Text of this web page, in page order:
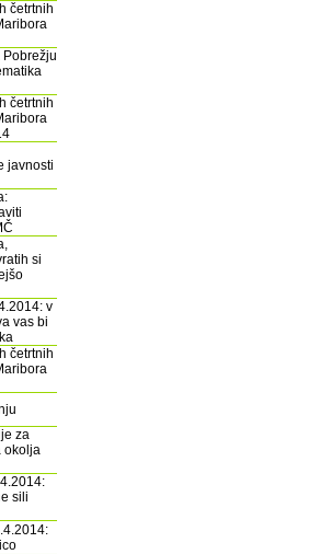
četrtnih
Pobrežju
četrtnih
javnosti
si
v
vas bi
četrtnih
za
okolja
sili